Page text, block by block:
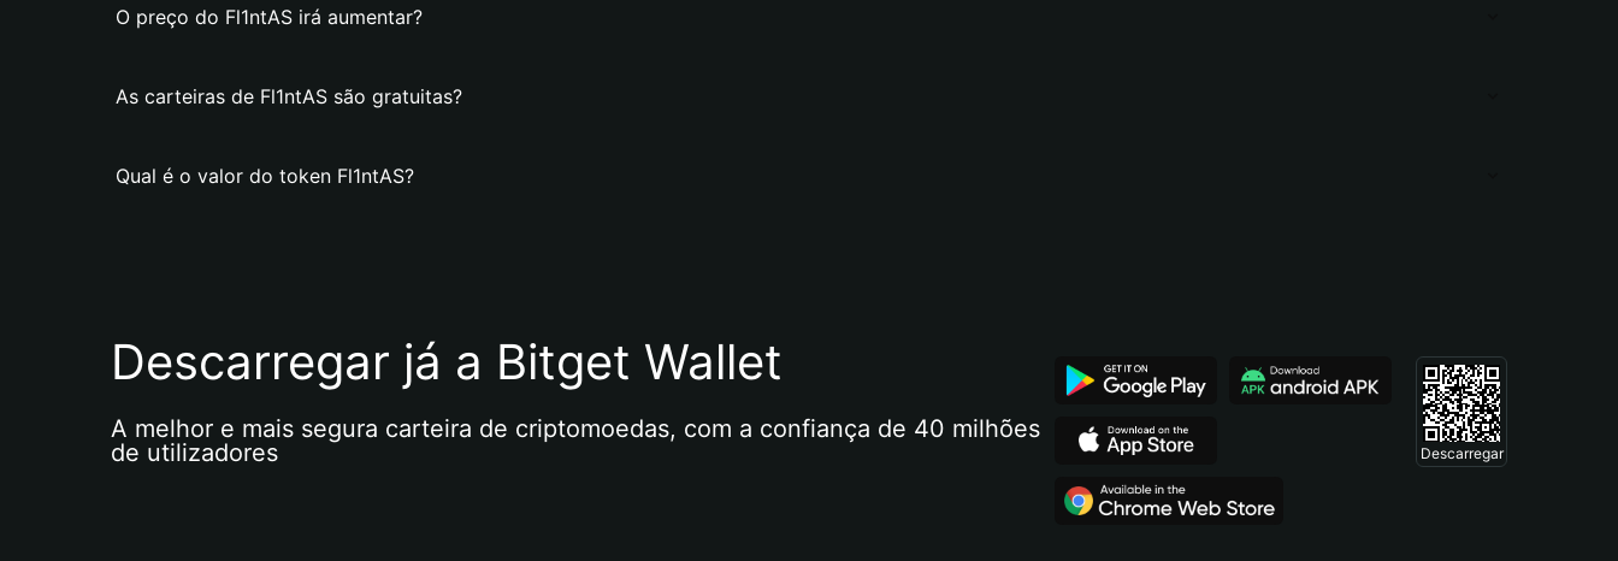
O preço do Fl1ntAS irá aumentar?
As carteiras de Fl1ntAS são gratuitas?
Qual é o valor do token Fl1ntAS?
Descarregar já a Bitget Wallet
A melhor e mais segura carteira de criptomoedas, com a confiança de 40 milhões
de utilizadores
Descarregar